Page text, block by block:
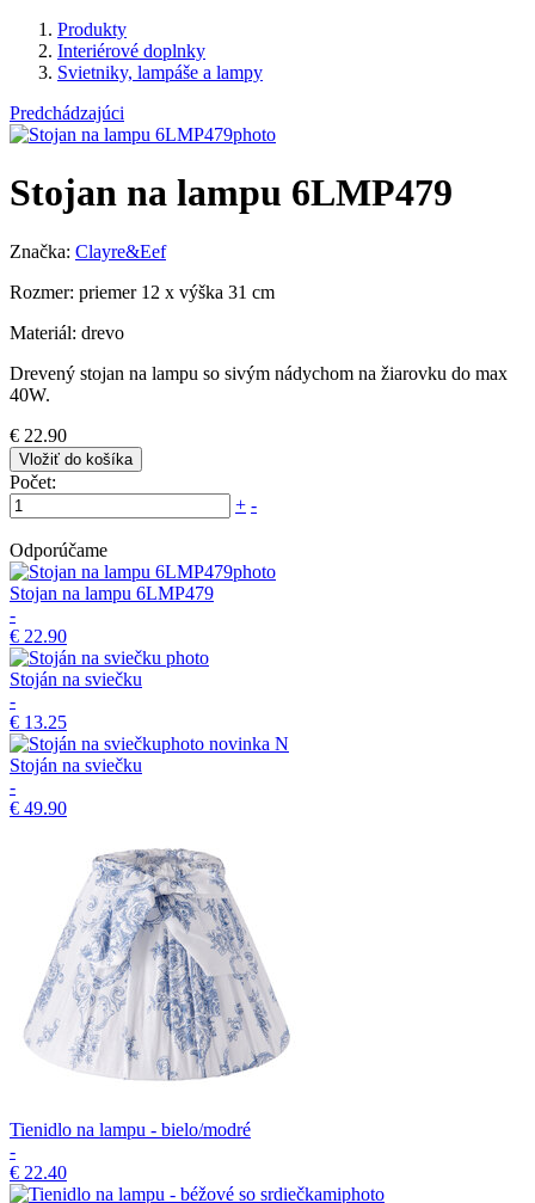
Produkty
Interiérové doplnky
Svietniky, lampáše a lampy
Predchádzajúci
Stojan na lampu 6LMP479
Značka: Clayre&Eef
Rozmer: priemer 12 x výška 31 cm
Materiál: drevo
Drevený stojan na lampu so sivým nádychom na žiarovku do max
40W.
€ 22.90
Vložiť do košíka
Počet:
+ -
Odporúčame
Stojan na lampu 6LMP479
-
€ 22.90
Stoján na sviečku
-
€ 13.25
novinka N
Stoján na sviečku
-
€ 49.90
Tienidlo na lampu - bielo/modré
-
€ 22.40